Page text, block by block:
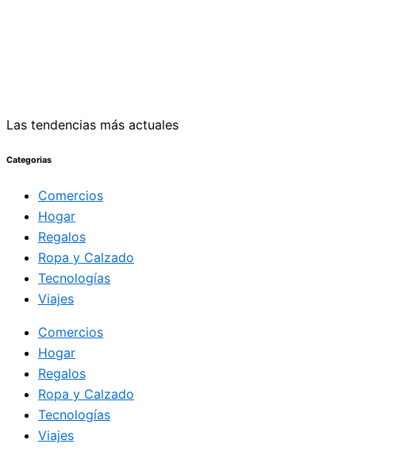
Las tendencias más actuales
Categorias
Comercios
Hogar
Regalos
Ropa y Calzado
Tecnologías
Viajes
Comercios
Hogar
Regalos
Ropa y Calzado
Tecnologías
Viajes